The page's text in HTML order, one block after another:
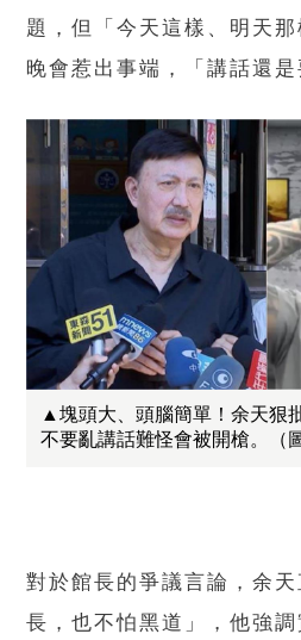
題，但「今天這樣、明天
晚會惹出事端，「講話還是
▲塊頭大、頭腦簡單！余天狠
不要亂講話難怪會被開槍。（
對於館長的爭議言論，余
長，也不怕黑道」，他強